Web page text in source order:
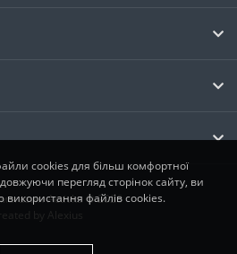
Activka © 2026
by
Alexius
cookies для більш комфортної
перегляд сторінок сайту, ви
використання файлів cookies.